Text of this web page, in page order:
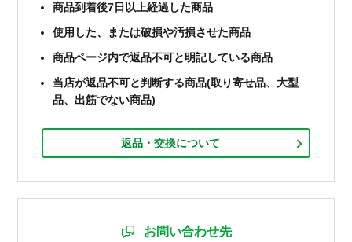
商品到着後7日以上経過した商品
使用した、または破損や汚損させた商品
商品ページ内で返品不可と明記している商品
当店が返品不可と判断する商品(取り寄せ品、大型
品、出筋でない商品)
返品・交換について
お問い合わせ先